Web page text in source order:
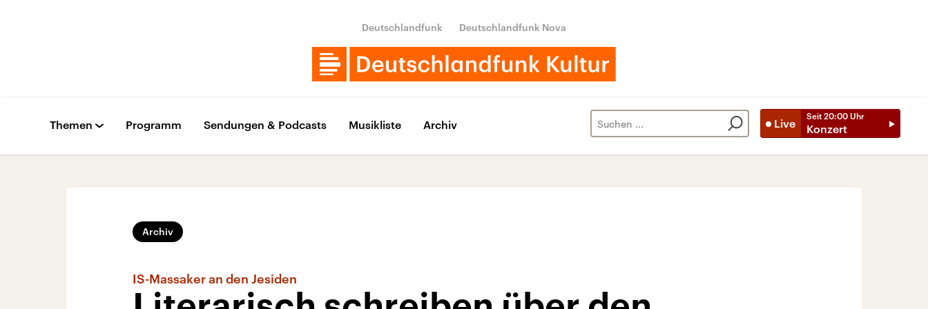
Deutschlandfunk Deutschlandfunk Nova
Live
Seit 20:00 Uhr
Konzert
Themen Programm Sendungen & Podcasts Musikliste Archiv
Archiv
IS-Massaker an den Jesiden